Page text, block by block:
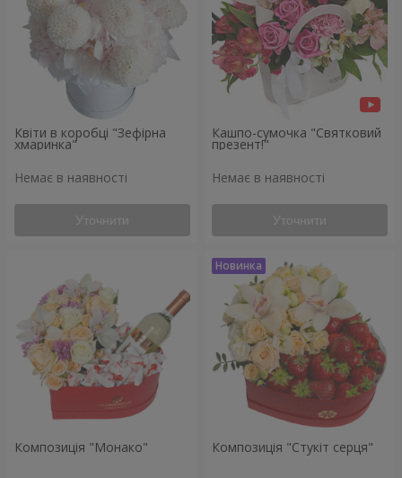
Квіти в коробці "Зефірна
хмаринка"
Немає в наявності
Уточнити
Кашпо-сумочка "Святковий
презент!"
Немає в наявності
Уточнити
Композиція "Монако" Композиція "Стукіт серця"